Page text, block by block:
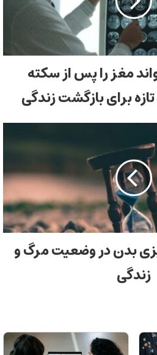
مغز را پس از سکته
برای بازگشت زندگی
بدن در وضعیت مرگ و
زندگی